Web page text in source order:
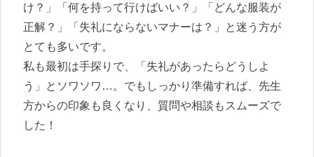
け？」「何を持って行けばいい？」「どんな服装が
正解？」「失礼にならないマナーは？」と迷う方が
とても多いです。
私も最初は手探りで、「失礼があったらどうしよ
う」とソワソワ…。でもしっかり準備すれば、先生
方からの印象も良くなり、質問や相談もスムーズで
した！